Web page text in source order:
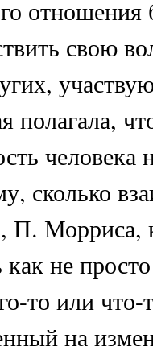
отношения
свою
полагала,
человека
сколько
П. Морриса,
как не
то или что-
на